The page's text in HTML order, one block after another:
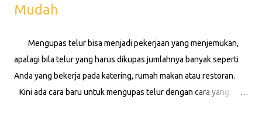
Mudah
Mengupas telur bisa menjadi pekerjaan yang menjemukan,
apalagi bila telur yang harus dikupas jumlahnya banyak seperti
Anda yang bekerja pada katering, rumah makan atau restoran.
Kini ada cara baru untuk mengupas telur dengan cara yang